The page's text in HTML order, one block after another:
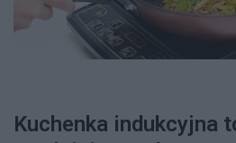
Kuchenka indukcyjna